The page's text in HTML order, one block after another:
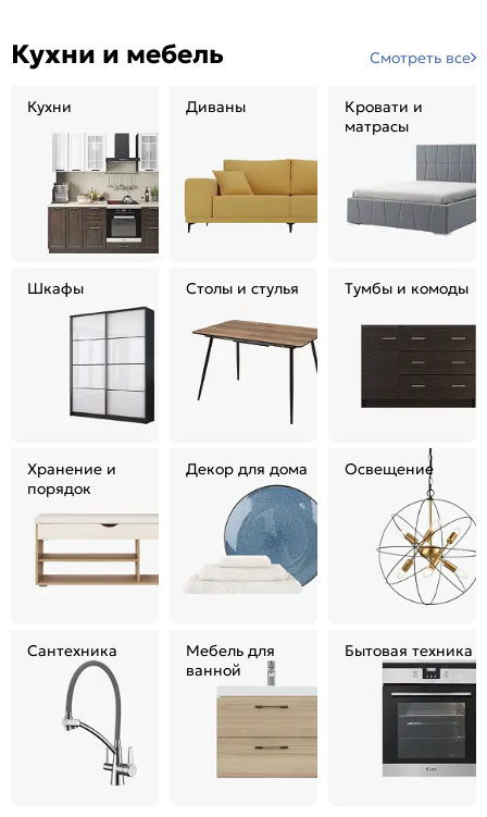
Кухни и мебель Смотреть все
Кухни Диваны
Кровати и
матрасы
Шкафы Столы и стулья Тумбы и комоды
Хранение и
порядок
Декор для дома Освещение
Сантехника
Мебель для
ванной
Бытовая техника